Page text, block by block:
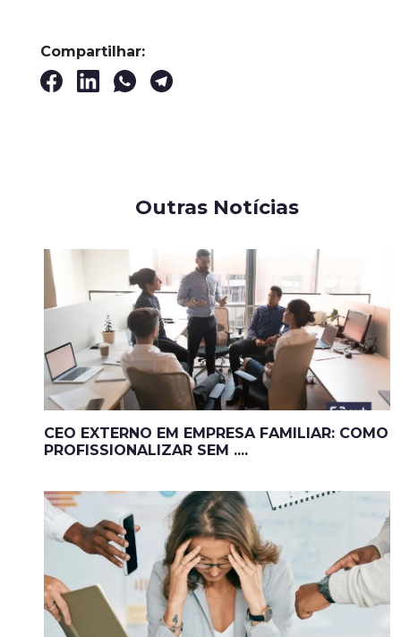
Compartilhar:
Outras Notícias
CEO EXTERNO EM EMPRESA FAMILIAR: COMO
PROFISSIONALIZAR SEM ....